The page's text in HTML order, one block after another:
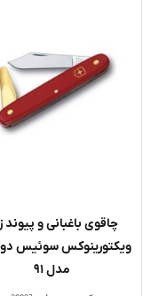
چاقوی باغبانی و پیوند زنی
سوئیس دو طرفه